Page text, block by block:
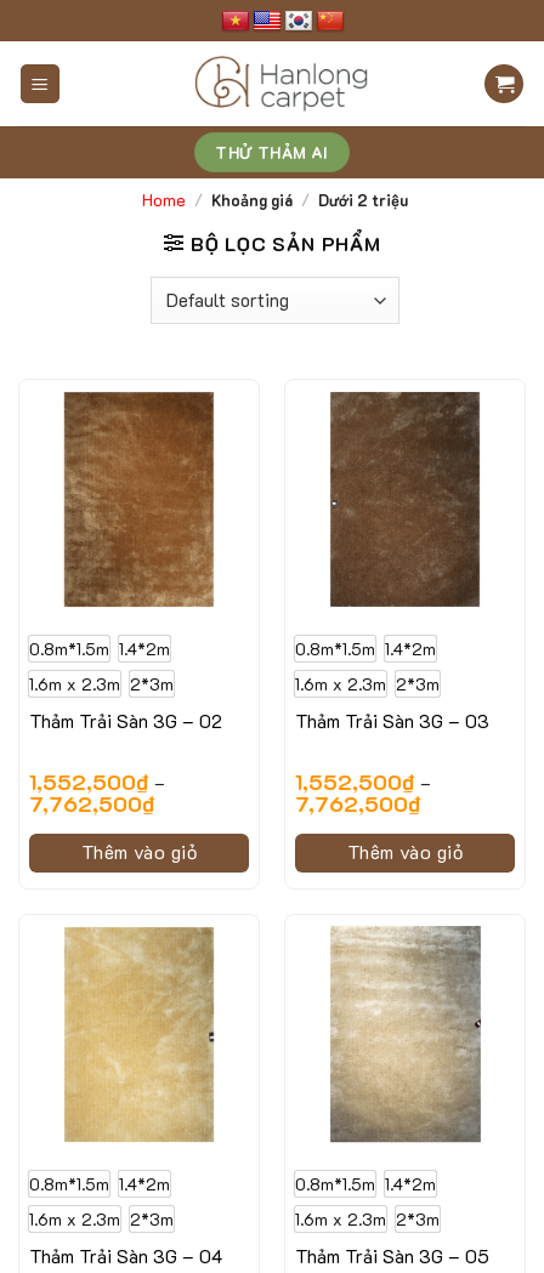
to
content
THỬ THẢM AI
Home / Khoảng giá / Dưới 2 triệu
BỘ LỌC SẢN PHẨM
0.8m*1.5m 1.4*2m
1.6m x 2.3m 2*3m
Thảm Trải Sàn 3G – 02
1,552,500₫–
7,762,500₫
Thêm vào giỏ
0.8m*1.5m 1.4*2m
1.6m x 2.3m 2*3m
Thảm Trải Sàn 3G – 03
1,552,500₫–
7,762,500₫
Thêm vào giỏ
0.8m*1.5m 1.4*2m
1.6m x 2.3m 2*3m
Thảm Trải Sàn 3G – 04
0.8m*1.5m 1.4*2m
1.6m x 2.3m 2*3m
Thảm Trải Sàn 3G – 05